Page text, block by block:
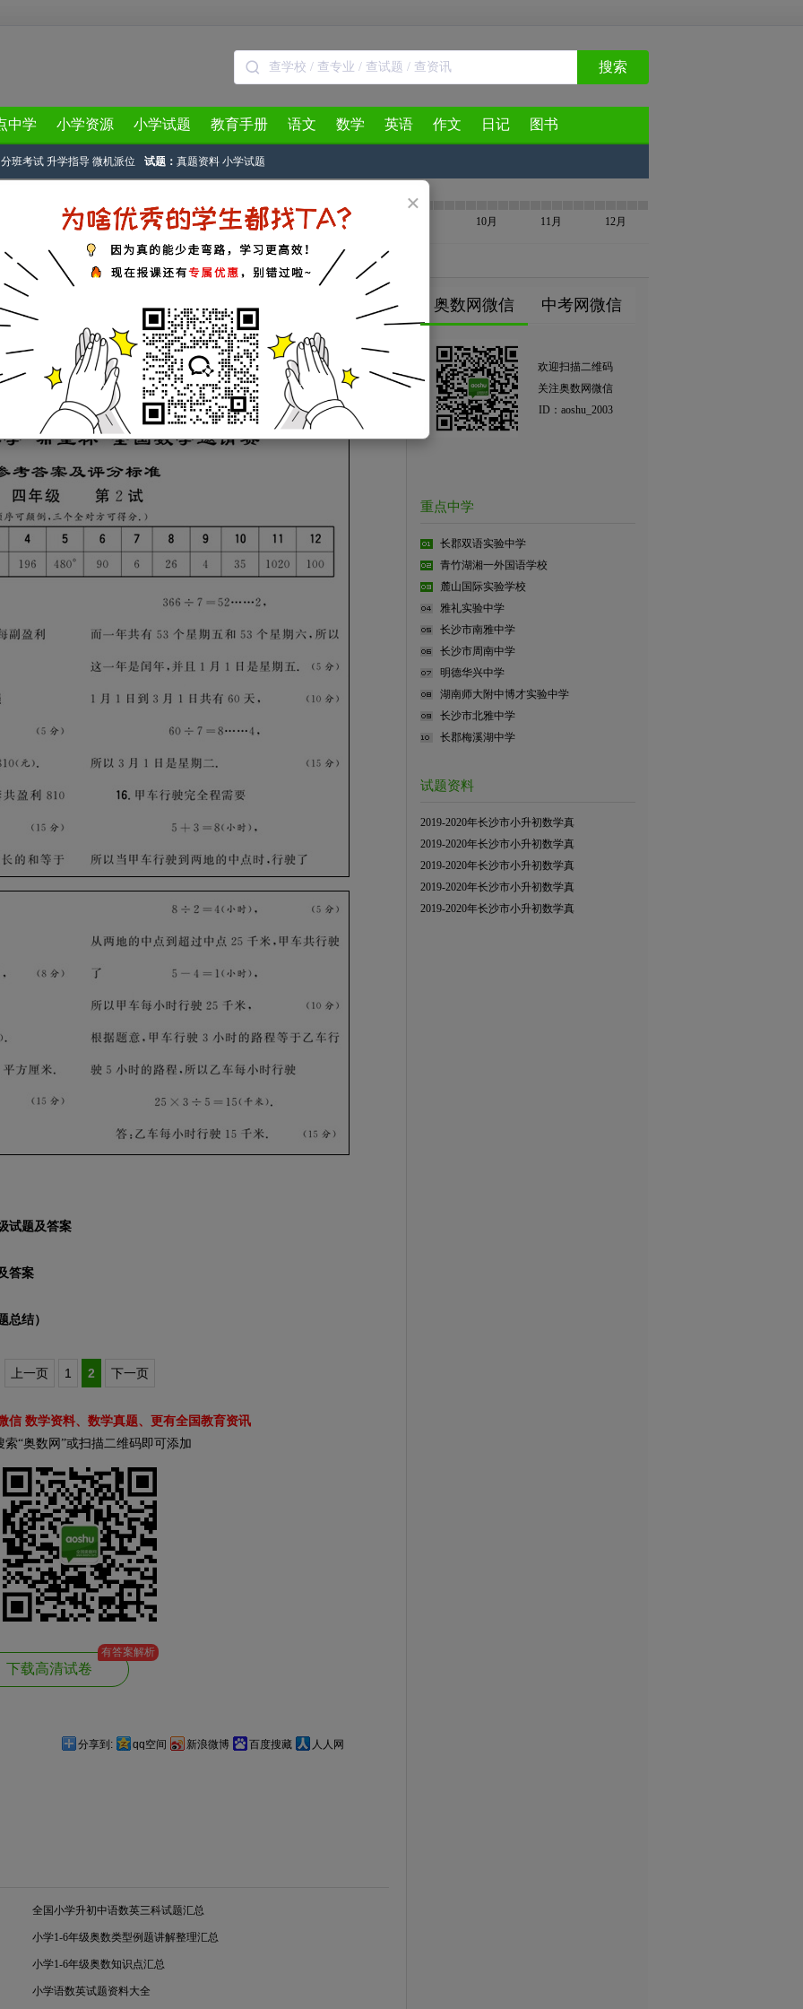
×
搜索
中学 小学资源 小学试题 教育手册 语文 数学 英语 作文 日记 图书
分班考试 升学指导 微机派位 试题： 真题资料 小学试题
4月 5月 6月 7月 10月 11月 12月
文
学希望杯二试四年级试题及答案(2)
网 作者：奥数网小编 2015-04-12 15:22:12
二试四年级答案详解
试题及答案
答案
总结）
上一页 1 2 下一页
信 数学资料、数学真题、更有全国教育资讯
索“奥数网”或扫描二维码即可添加
下载高清试卷
有答案解析
分享到: qq空间 新浪微博 百度搜藏 人人网
全国小学升初中语数英三科试题汇总
小学1-6年级奥数类型例题讲解整理汇总
小学1-6年级奥数知识点汇总
小学语数英试题资料大全
奥数网微信 中考网微信
欢迎扫描二维码
关注奥数网微信
ID：aoshu_2003
重点中学
长郡双语实验中学
青竹湖湘一外国语学校
麓山国际实验学校
雅礼实验中学
长沙市南雅中学
长沙市周南中学
明德华兴中学
湖南师大附中博才实验中学
长沙市北雅中学
长郡梅溪湖中学
试题资料
2019-2020年长沙市小升初数学真
2019-2020年长沙市小升初数学真
2019-2020年长沙市小升初数学真
2019-2020年长沙市小升初数学真
2019-2020年长沙市小升初数学真